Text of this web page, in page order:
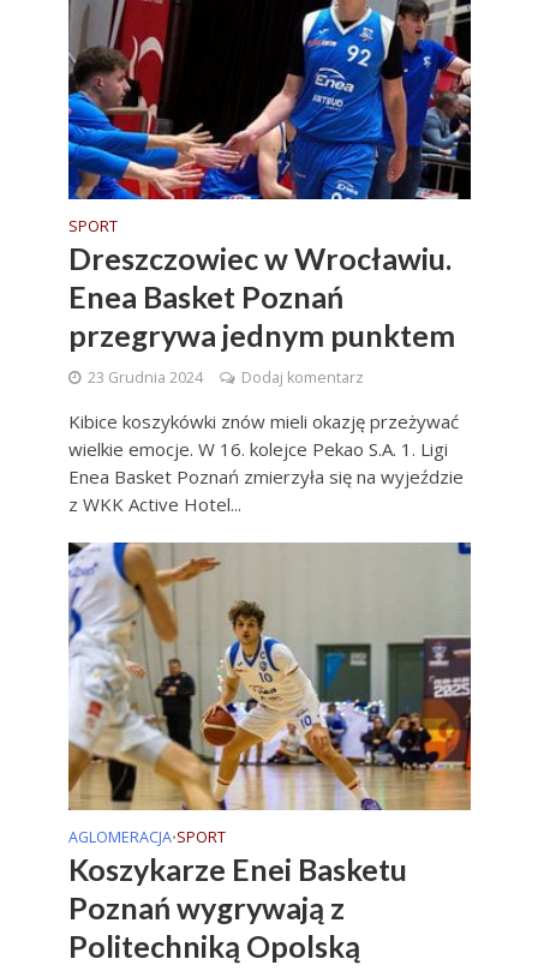
SPORT
Dreszczowiec w Wrocławiu.
Enea Basket Poznań
przegrywa jednym punktem
23 Grudnia 2024 Dodaj komentarz
Kibice koszykówki znów mieli okazję przeżywać
wielkie emocje. W 16. kolejce Pekao S.A. 1. Ligi
Enea Basket Poznań zmierzyła się na wyjeździe
z WKK Active Hotel...
AGLOMERACJA•SPORT
Koszykarze Enei Basketu
Poznań wygrywają z
Politechniką Opolską